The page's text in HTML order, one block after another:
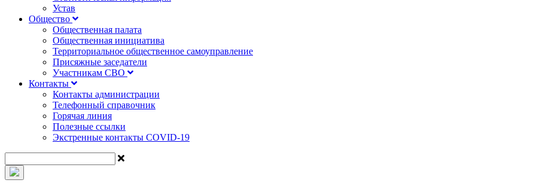
Устав
Общество
Общественная палата
Общественная инициатива
Территориальное общественное самоуправление
Присяжные заседатели
Участникам СВО
Контакты
Контакты администрации
Телефонный справочник
Горячая линия
Полезные ссылки
Экстренные контакты COVID-19